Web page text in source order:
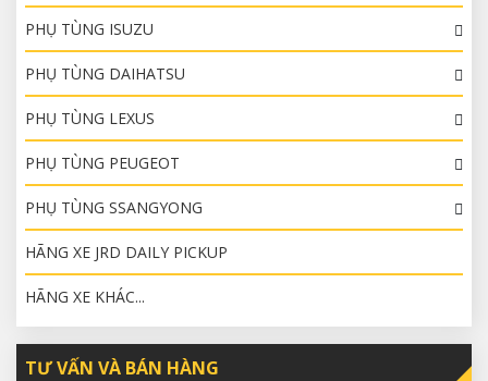
PHỤ TÙNG ISUZU
PHỤ TÙNG DAIHATSU
PHỤ TÙNG LEXUS
PHỤ TÙNG PEUGEOT
PHỤ TÙNG SSANGYONG
HÃNG XE JRD DAILY PICKUP
HÃNG XE KHÁC...
TƯ VẤN VÀ BÁN HÀNG